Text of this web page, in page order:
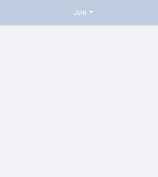
Join